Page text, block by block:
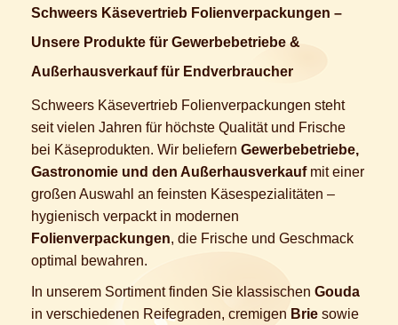
Schweers Käsevertrieb Folienverpackungen –
Unsere Produkte für Gewerbebetriebe &
Außerhausverkauf für Endverbraucher
Schweers Käsevertrieb Folienverpackungen steht
seit vielen Jahren für höchste Qualität und Frische
bei Käseprodukten. Wir beliefern Gewerbebetriebe,
Gastronomie und den Außerhausverkaufmit einer
großen Auswahl an feinsten Käsespezialitäten –
hygienisch verpackt in modernen
Folienverpackungen, die Frische und Geschmack
optimal bewahren.
In unserem Sortiment finden Sie klassischen Gouda
in verschiedenen Reifegraden, cremigen Brie sowie